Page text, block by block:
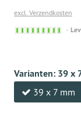
excl. Verzendkosten
Sofort
Varianten: 39 x
39 x 7 mm